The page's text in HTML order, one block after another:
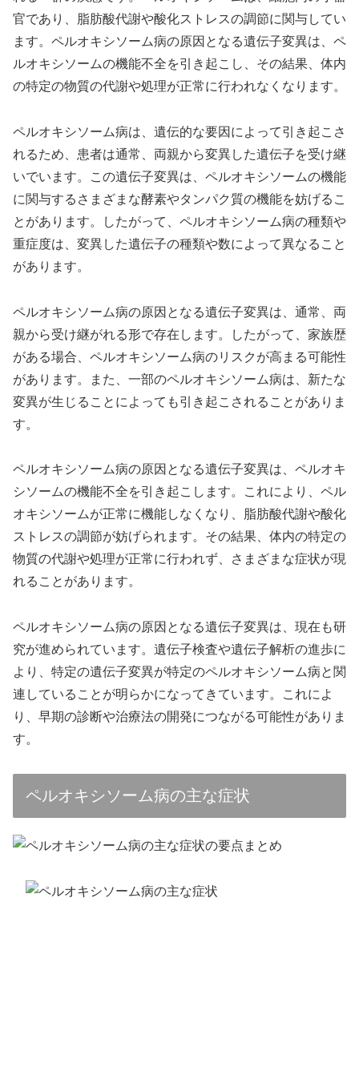
官であり、脂肪酸代謝や酸化ストレスの調節に関与してい
ます。ペルオキシソーム病の原因となる遺伝子変異は、ペ
ルオキシソームの機能不全を引き起こし、その結果、体内
の特定の物質の代謝や処理が正常に行われなくなります。
ペルオキシソーム病は、遺伝的な要因によって引き起こさ
れるため、患者は通常、両親から変異した遺伝子を受け継
いでいます。この遺伝子変異は、ペルオキシソームの機能
に関与するさまざまな酵素やタンパク質の機能を妨げるこ
とがあります。したがって、ペルオキシソーム病の種類や
重症度は、変異した遺伝子の種類や数によって異なること
があります。
ペルオキシソーム病の原因となる遺伝子変異は、通常、両
親から受け継がれる形で存在します。したがって、家族歴
がある場合、ペルオキシソーム病のリスクが高まる可能性
があります。また、一部のペルオキシソーム病は、新たな
変異が生じることによっても引き起こされることがありま
す。
ペルオキシソーム病の原因となる遺伝子変異は、ペルオキ
シソームの機能不全を引き起こします。これにより、ペル
オキシソームが正常に機能しなくなり、脂肪酸代謝や酸化
ストレスの調節が妨げられます。その結果、体内の特定の
物質の代謝や処理が正常に行われず、さまざまな症状が現
れることがあります。
ペルオキシソーム病の原因となる遺伝子変異は、現在も研
究が進められています。遺伝子検査や遺伝子解析の進歩に
より、特定の遺伝子変異が特定のペルオキシソーム病と関
連していることが明らかになってきています。これによ
り、早期の診断や治療法の開発につながる可能性がありま
す。
ペルオキシソーム病の主な症状